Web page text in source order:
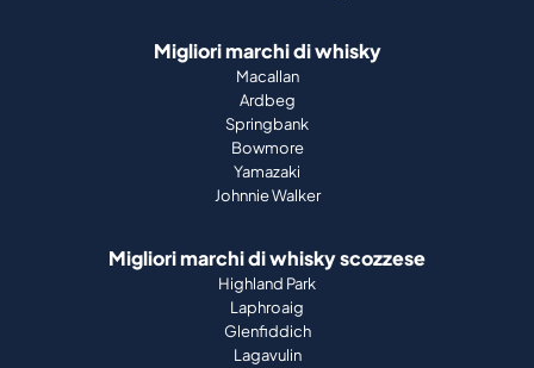
Migliori marchi di whisky
Macallan
Ardbeg
Springbank
Bowmore
Yamazaki
Johnnie Walker
Migliori marchi di whisky scozzese
Highland Park
Laphroaig
Glenfiddich
Lagavulin